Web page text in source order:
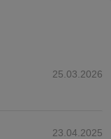
25.03.2026
23.04.2025